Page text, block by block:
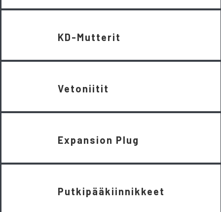
KD-Mutterit
Vetoniitit
Expansion Plug
Putkipääkiinnikkeet